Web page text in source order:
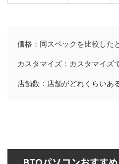
価格：同スペックを比較した
カスタマイズ：カスタマイズ
店舗数：店舗がどれくらいあ